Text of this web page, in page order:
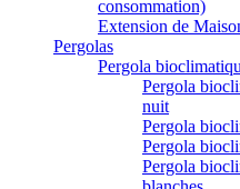
consommation)
Extension de
Pergolas
Pergola
Pergola
nuit
Pergola
Pergola
Pergola